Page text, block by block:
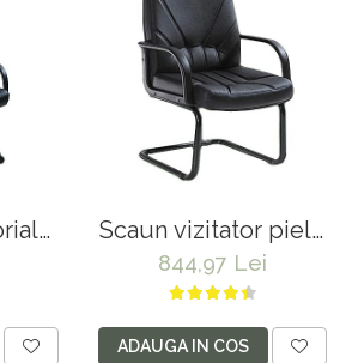
Scaun vizitator piele
naturala 5550 S negru
844,97 Lei
ADAUGA IN COS